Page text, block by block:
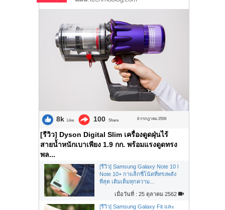
8k Like 100 Share 8 กรกฎาคม 2559
[รีวิว] Dyson Digital Slim เครื่องดูดฝุ่นไร้
สายน้ำหนักเบาเพียง 1.9 กก. พร้อมแรงดูดทรง
พล...
[รีวิว] Samsung Galaxy Note 10 l
Note 10+ กาแล็กซี่โน้ตที่ทรงพลัง
ที่สุด เติมเต็มทุกความ...
เมื่อวันที่ : 25 ตุลาคม 2562
[รีวิว] Samsung Galaxy Fit และ